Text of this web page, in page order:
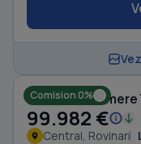
Comision 0%
Casă cu 4
99.982 €
Central, Rovinari